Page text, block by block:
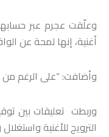
وعلّقت عجرم عبر
أغنية، إنها لمحة عن
وأضافت: “على الرغم من
وربطت تعليقات بين
الترويج للأغنية